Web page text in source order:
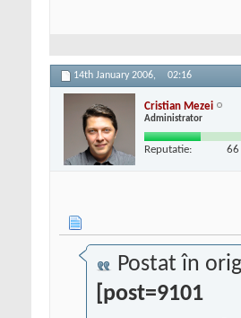
14th January 2006, 02:16
Cristian Mezei
Administrator
Reputatie: 66
Postat în
[post=9101